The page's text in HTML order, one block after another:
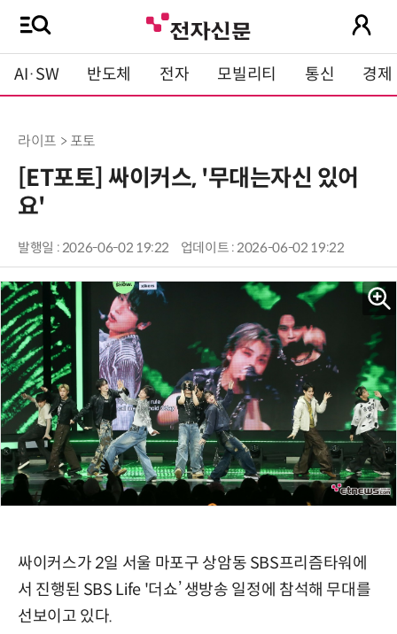
AI·SW 반도체 전자 모빌리티 통신 경제
라이프 > 포토
[ET포토] 싸이커스, '무대는자신 있어
요'
발행일 : 2026-06-02 19:22 업데이트 : 2026-06-02 19:22
싸이커스가 2일 서울 마포구 상암동 SBS프리즘타워에
서 진행된 SBS Life '더쇼’ 생방송 일정에 참석해 무대를
선보이고 있다.